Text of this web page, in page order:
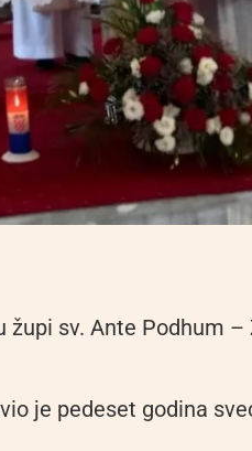
župi sv. Ante Podhum
je pedeset godina